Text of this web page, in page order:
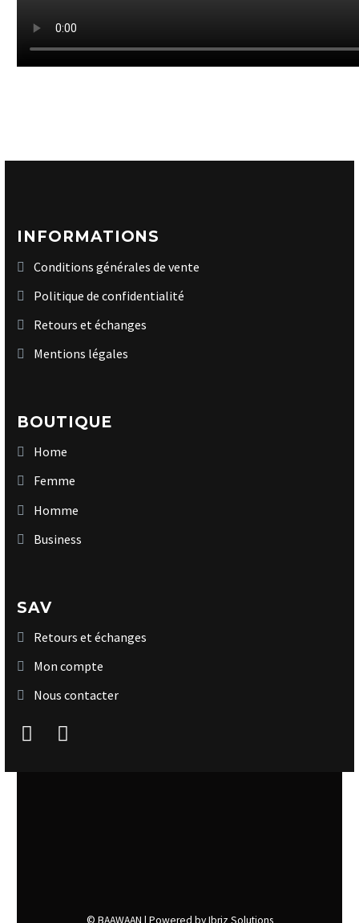
INFORMATIONS
Conditions générales de vente
Politique de confidentialité
Retours et échanges
Mentions légales
BOUTIQUE
Home
Femme
Homme
Business
SAV
Retours et échanges
Mon compte
Nous contacter